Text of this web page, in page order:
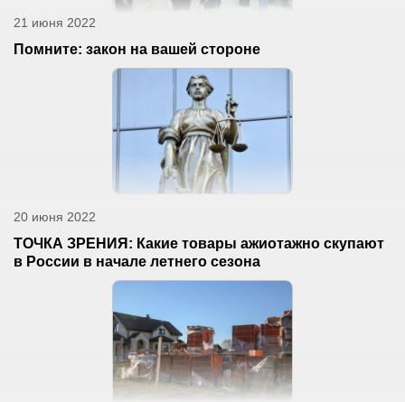
21 июня 2022
Помните: закон на вашей стороне
20 июня 2022
ТОЧКА ЗРЕНИЯ: Какие товары ажиотажно скупают
в России в начале летнего сезона